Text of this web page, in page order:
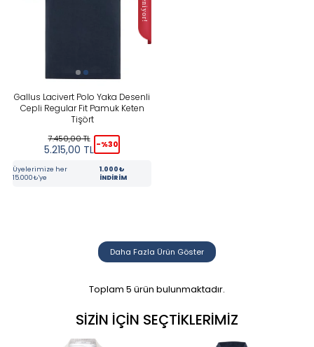
Gallus Lacivert Polo Yaka Desenli
Cepli Regular Fit Pamuk Keten
Tişört
7.450,00TL
5.215,00 TL -%30
Üyelerimize her
15.000₺'ye
1.000₺
İNDİRİM
Daha Fazla Ürün Göster
Toplam 5 ürün bulunmaktadır.
SIZIN İÇIN SEÇTIKLERIMIZ